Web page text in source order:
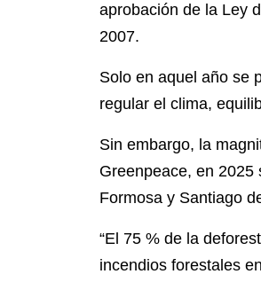
aprobación de la Ley
2007.
Solo en aquel año se
regular el clima,
Sin embargo, la
Greenpeace, en 2025
Formosa y Santiago
“El 75 % de la
incendios forestales